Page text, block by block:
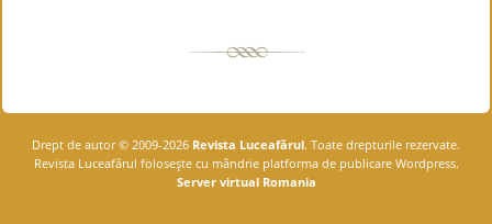
Drept de autor © 2009-2026 Revista Luceafărul. Toate drepturile rezervate.
Revista Luceafărul foloseşte cu mândrie platforma de publicare Wordpress.
Server virtual Romania